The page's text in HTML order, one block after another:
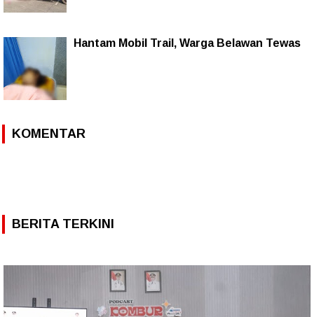
Hantam Mobil Trail, Warga Belawan Tewas
KOMENTAR
BERITA TERKINI